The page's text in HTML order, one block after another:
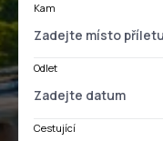
Kam
Odlet
Cestující